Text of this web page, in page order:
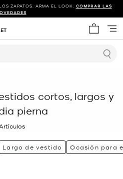
ZAPATOS. ARMA EL LOOK. COMPRAR LAS
Mi
cortos, largos y
pierna
Artículos
Largo de vestido Ocasión para